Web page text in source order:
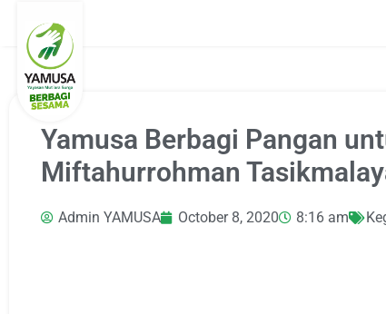
Yamusa Berbagi Pangan
Miftahurrohman
Admin YAMUSA October 8, 2020 8:16 am